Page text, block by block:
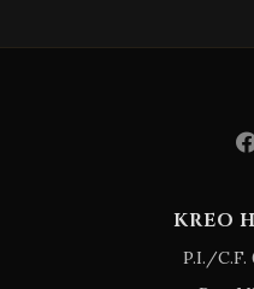
KREO
P.I./C.F.